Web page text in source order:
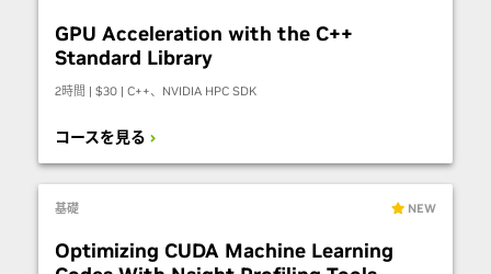
GPU Acceleration with the C++
Standard Library
2時間 | $30 | C++、NVIDIA HPC SDK
コースを見る
基礎 NEW
Optimizing CUDA Machine Learning